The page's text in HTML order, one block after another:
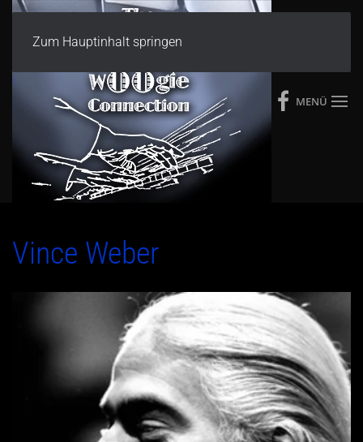
Zum Hauptinhalt springen
MENÜ
Vince Weber